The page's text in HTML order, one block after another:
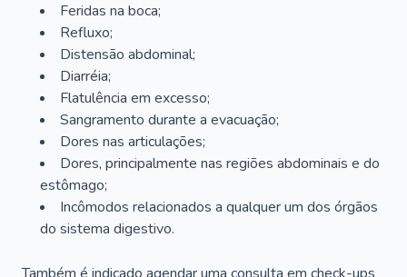
Feridas na boca;
Refluxo;
Distensão abdominal;
Diarréia;
Flatulência em excesso;
Sangramento durante a evacuação;
Dores nas articulações;
Dores, principalmente nas regiões abdominais e do
estômago;
Incômodos relacionados a qualquer um dos órgãos
do sistema digestivo.